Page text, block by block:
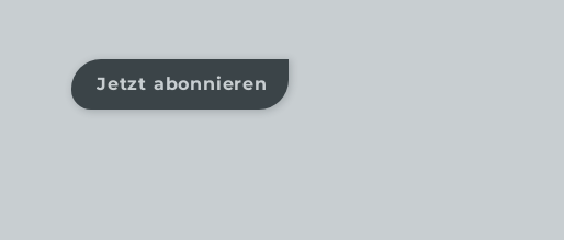
Jetzt abonnieren